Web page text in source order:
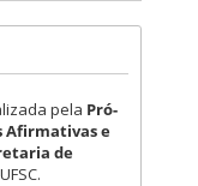
pela Pró-
Afirmativas e
de